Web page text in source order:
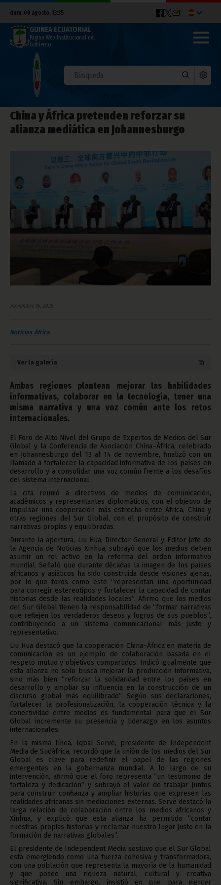
dom. 09 agosto, 13:35
GUINEA ECUATORIAL
Página Web Institucional del
Gobierno
China y África pretenden reforzar su
alianza mediática en Johannesburgo
noviembre 16, 2025
Noticias África
Ver la galería
Ambas regiones plantean mejorar las habilidades
informativas, colaborar en la tecnología, tener una
misma narrativa y una voz común ante los retos
internacionales.
El Foro de Alto Nivel del Grupo de Expertos de Medios del Sur
Global y la Conferencia de Asociación China–África, celebrado
en Johannesburgo del 13 al 14 de noviembre, finalizó con un
llamado a fortalecer la capacidad informativa de los países en
desarrollo y a consolidar una voz común frente a los desafíos
del sistema internacional.
La cita reunió a directivos de medios de comunicación,
académicos y representantes diplomáticos, con el objetivo de
impulsar una cooperación más estrecha entre África, China y
otras regiones del Sur Global, con el propósito de construir
narrativas propias y equilibradas.
Durante la apertura, Liu Hua, Director General y Editor Jefe de
la Agencia de Noticias Xinhua, subrayó que los medios deben
asumir un rol activo en la reforma del orden informativo
mundial. Señaló que durante décadas la imagen de los países
africanos y asiáticos ha sido construida desde visiones ajenas,
por lo que foros como este “representan una oportunidad
para corregir estereotipos y fortalecer la capacidad de contar
historias desde las realidades locales”. Afirmó que los medios
del Sur Global tienen la responsabilidad de “formar narrativas
que reflejen los verdaderos deseos y logros de sus pueblos”,
contribuyendo a un sistema comunicacional más justo y
representativo.
Liu Hua destacó que la cooperación China–África en materia de
comunicación es un ejemplo de colaboración basada en el
respeto mutuo y objetivos compartidos. Indicó igualmente que
esta alianza no solo busca mejorar la producción informativa,
sino más bien “reforzar la solidaridad entre los países en
desarrollo y ampliar su influencia en la construcción de un
discurso global más equilibrado”. Según sus declaraciones,
fortalecer la profesionalización, la cooperación técnica y la
conectividad entre medios es fundamental para que el Sur
Global incremente su presencia y liderazgo en los asuntos
internacionales.
En la misma línea, Iqbal Servé, presidente de Independent
Media de Sudáfrica, recordó que la unión de los medios del Sur
Global es clave para redefinir el papel de las regiones
emergentes en la gobernanza mundial. A lo largo de su
intervención, afirmó que el foro representa “un testimonio de
fortaleza y dedicación” y subrayó el valor de trabajar juntos
para construir confianza y ampliar historias que expresen las
realidades africanas sin mediaciones externas. Servé destacó la
larga relación de colaboración entre los medios africanos y
Xinhua, y explicó que esta alianza ha permitido “contar
nuestras propias historias y reclamar nuestro lugar justo en la
formación de narrativas globales”.
El presidente de Independent Media sostuvo que el Sur Global
está emergiendo como una fuerza cohesiva y transformadora,
con una población que representa la mayoría de la humanidad
y que posee una riqueza natural, cultural y creativa
significativa. Sin embargo, insistió en que para ejercer